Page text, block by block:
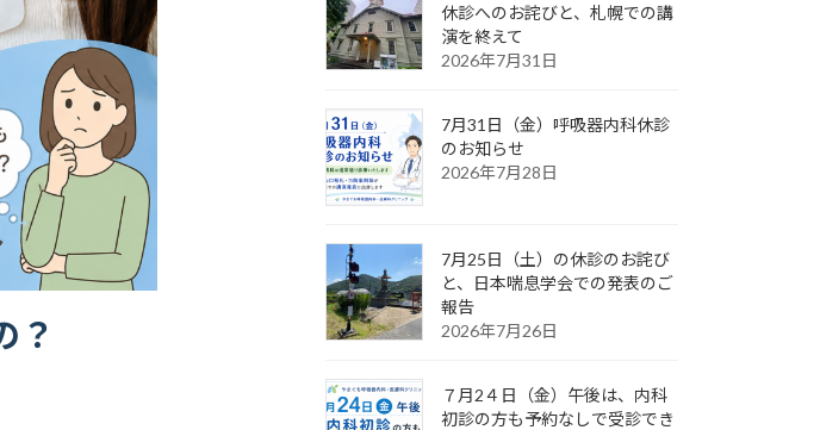
？
休診へのお詫びと、札幌での講
演を終えて
2026年7月31日
7月31日（金）呼吸器内科休診
のお知らせ
2026年7月28日
7月25日（土）の休診のお詫び
と、日本喘息学会での発表のご
報告
2026年7月26日
７月2４日（金）午後は、内科
初診の方も予約なしで受診でき